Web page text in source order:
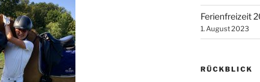
Ferienfreizeit
1. August 2023
RÜCKBLICK